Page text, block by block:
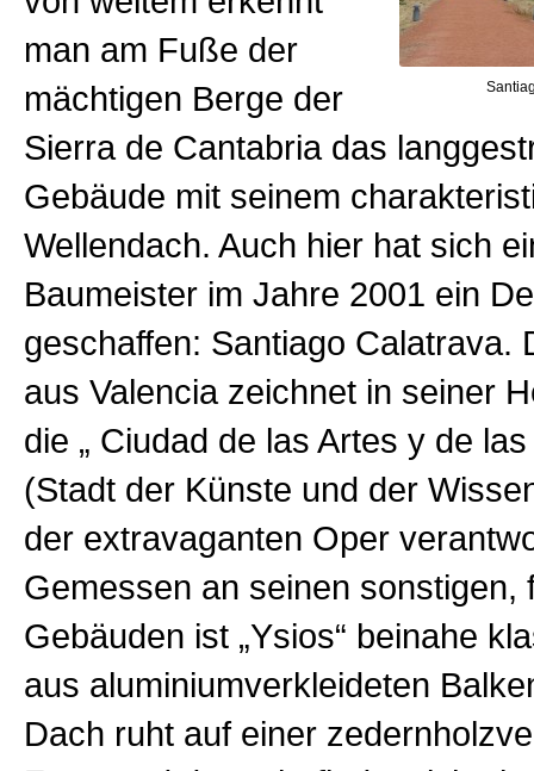
man am Fuße der
mächtigen Berge der
Sierra de Cantabria das
Gebäude mit seinem
Wellendach. Auch hier hat sich
Baumeister im Jahre 2001 ein
geschaffen: Santiago Calatrava.
aus Valencia zeichnet in seiner
die „ Ciudad de las Artes y de
(Stadt der Künste und der
der extravaganten Oper
Gemessen an seinen sonstigen,
Gebäuden ist „Ysios“ beinahe
aus aluminiumverkleideten
Dach ruht auf einer